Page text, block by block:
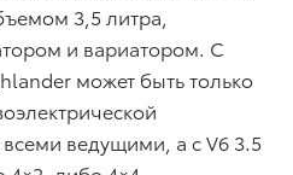
3,5 литра,
и вариатором. С
может быть только
ведущими, а с V6 3.5